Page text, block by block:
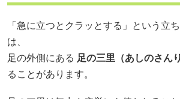
「急に立つとクラッとする」という立
は、
足の外側にある 足の三里（あしのさんり
ることがあります。